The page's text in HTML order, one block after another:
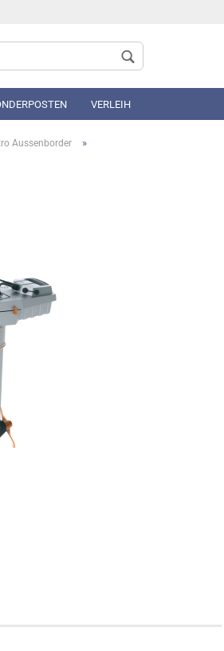
VERLEIH
Aussenborder »